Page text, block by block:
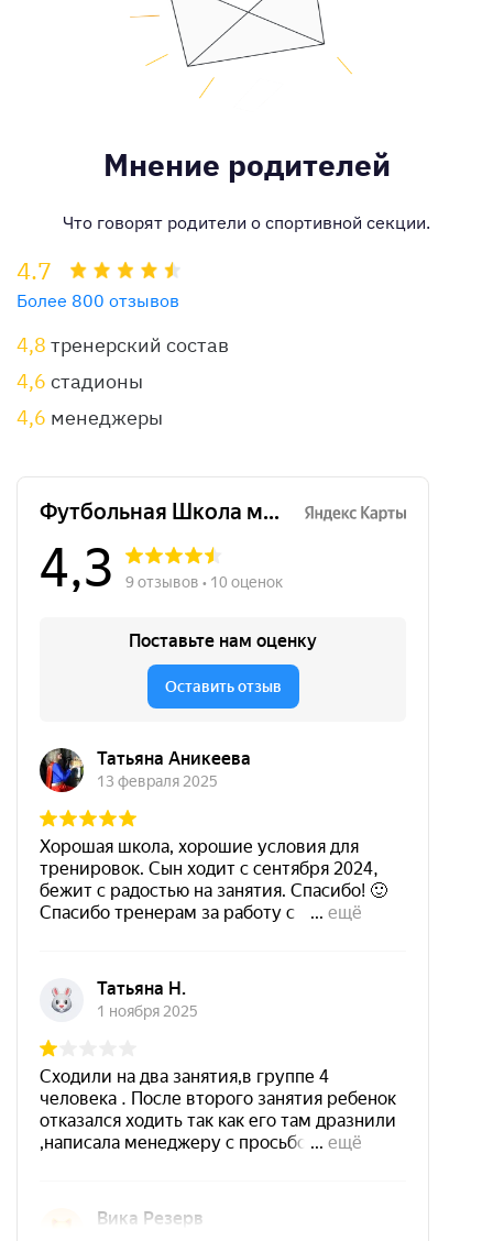
Мнение родителей
Что говорят родители о спортивной секции.
4.7
Более 800 отзывов
4,8 тренерский состав
4,6 стадионы
4,6 менеджеры